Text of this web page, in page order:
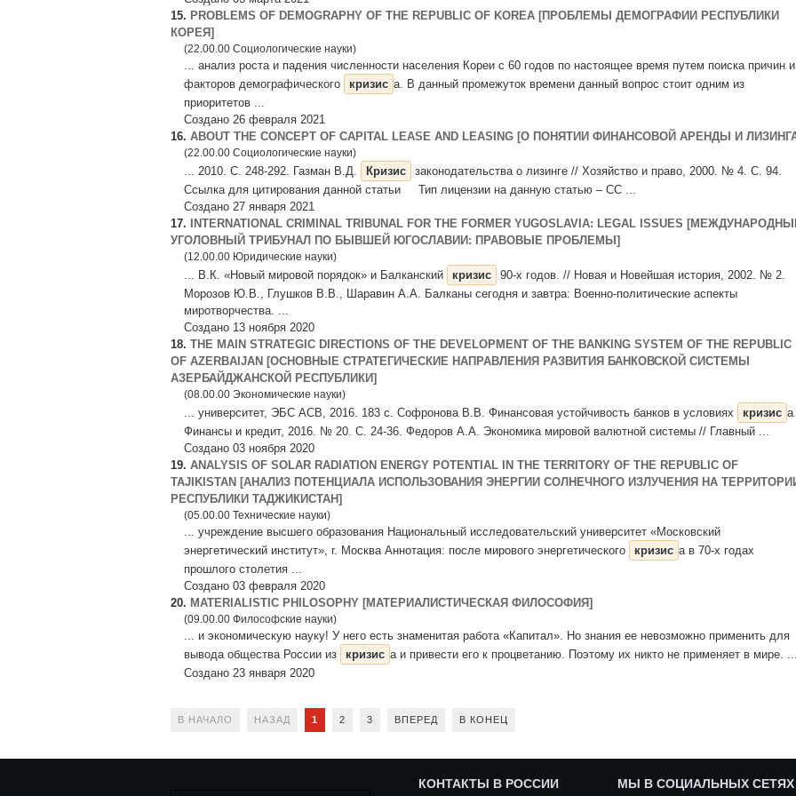
15. PROBLEMS OF DEMOGRAPHY OF THE REPUBLIC OF KOREA [ПРОБЛЕМЫ ДЕМОГРАФИИ РЕСПУБЛИКИ
КОРЕЯ]
(22.00.00 Социологические науки)
... анализ роста и падения численности населения Кореи с 60 годов по настоящее время путем поиска причин и
факторов демографического
кризис а. В данный промежуток времени данный вопрос стоит одним из
приоритетов ...
Создано 26 февраля 2021
16. ABOUT THE CONCEPT OF CAPITAL LEASE AND LEASING [О ПОНЯТИИ ФИНАНСОВОЙ АРЕНДЫ И
(22.00.00 Социологические науки)
... 2010. С. 248-292. Газман В.Д. Кризис
законодательства о лизинге // Хозяйство и право, 2000. № 4. С. 94.
Ссылка для цитирования данной статьи Тип лицензии на данную статью – CC ...
Создано 27 января 2021
17.
INTERNATIONAL CRIMINAL TRIBUNAL FOR THE FORMER YUGOSLAVIA: LEGAL ISSUES
УГОЛОВНЫЙ ТРИБУНАЛ ПО БЫВШЕЙ ЮГОСЛАВИИ: ПРАВОВЫЕ ПРОБЛЕМЫ]
(12.00.00 Юридические науки)
... В.К. «Новый мировой порядок» и Балканский кризис
90-х годов. // Новая и Новейшая история, 2002. № 2.
Морозов Ю.В., Глушков В.В., Шаравин А.А. Балканы сегодня и завтра: Военно-политические аспекты
миротворчества. ...
Создано 13 ноября 2020
18. THE MAIN STRATEGIC DIRECTIONS OF THE DEVELOPMENT OF THE BANKING SYSTEM OF THE REPUBLIC
OF AZERBAIJAN [ОСНОВНЫЕ СТРАТЕГИЧЕСКИЕ НАПРАВЛЕНИЯ РАЗВИТИЯ БАНКОВСКОЙ СИСТЕМЫ
АЗЕРБАЙДЖАНСКОЙ РЕСПУБЛИКИ]
(08.00.00 Экономические науки)
... университет, ЭБС АСВ, 2016. 183 c. Софронова В.В. Финансовая устойчивость банков в условиях кризис а
Финансы и кредит, 2016. № 20. С. 24-36. Федоров А.А. Экономика мировой валютной системы // Главный ...
Создано 03 ноября 2020
19. ANALYSIS OF SOLAR RADIATION ENERGY POTENTIAL IN THE TERRITORY OF THE REPUBLIC OF
TAJIKISTAN [АНАЛИЗ ПОТЕНЦИАЛА ИСПОЛЬЗОВАНИЯ ЭНЕРГИИ СОЛНЕЧНОГО ИЗЛУЧЕНИЯ НА
РЕСПУБЛИКИ ТАДЖИКИСТАН]
(05.00.00 Технические науки)
... учреждение высшего образования Национальный исследовательский университет «Московский
энергетический институт», г. Москва Аннотация: после мирового энергетического
кризис а в 70-х годах
прошлого столетия ...
Создано 03 февраля 2020
20. MATERIALISTIC PHILOSOPHY [МАТЕРИАЛИСТИЧЕСКАЯ ФИЛОСОФИЯ]
(09.00.00 Философские науки)
... и экономическую науку! У него есть знаменитая работа «Капитал». Но знания ее невозможно применить для
вывода общества России из
кризис а и привести его к процветанию. Поэтому их никто не применяет в мире.
Создано 23 января 2020
В НАЧАЛО НАЗАД 1 2 3 ВПЕРЕД В КОНЕЦ
КОНТАКТЫ В РОССИИ МЫ В СОЦИАЛЬНЫХ СЕТЯХ